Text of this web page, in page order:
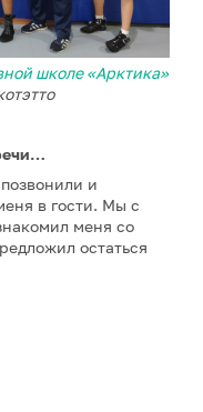
школе «Арктика»
и
в гости. Мы с
меня со
остаться